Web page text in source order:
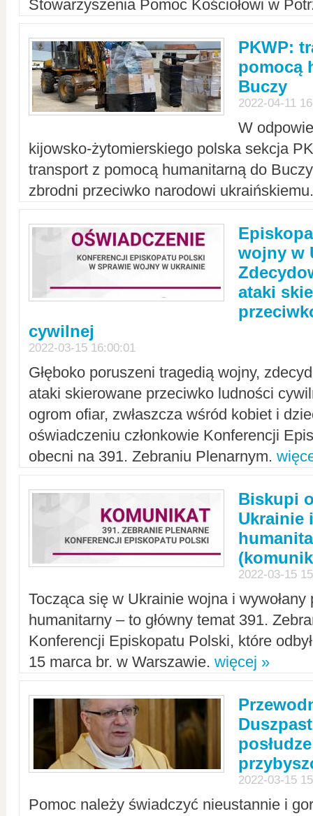
Stowarzyszenia Pomoc Kościołowi w
PKWP:
pomocą
Buczy
2022-04-11
W
kijowsko-żytomierskiego polska sekcja
transport z pomocą humanitarną do
zbrodni przeciwko narodowi
wojny w
ataki
cywilnej
2022-03-15 16:00:01
Głęboko poruszeni tragedią wojny,
ataki skierowane przeciwko ludności
ogrom ofiar, zwłaszcza wśród kobiet i
oświadczeniu członkowie Konferencji
obecni na 391. Zebraniu Plenarnym.
Biskupi
Ukrainie
2022-03-15
Tocząca się w Ukrainie wojna i
humanitarny – to główny temat 391.
Konferencji Episkopatu Polski, które
15 marca br. w Warszawie. więcej »
2022-03-15
Pomoc należy świadczyć nieustannie i